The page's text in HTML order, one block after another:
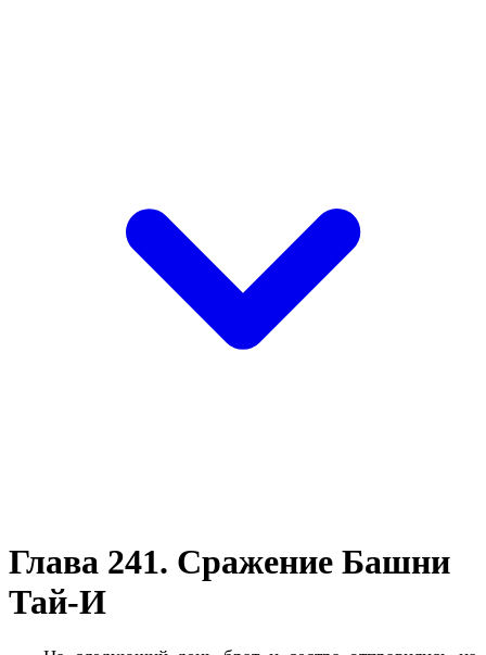
Глава 241. Сражение Башни
Тай-И